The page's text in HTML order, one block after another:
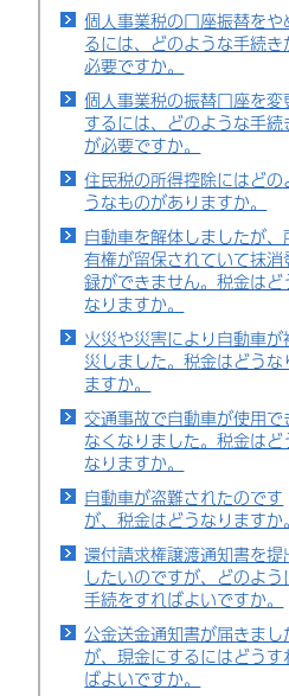
個人事業税の口座振替をや
るには、どのような手続き
必要ですか。
個人事業税の振替口座を変
するには、どのような手続
が必要ですか。
住民税の所得控除にはどの
うなものがありますか。
自動車を解体しましたが、
有権が留保されていて抹消
録ができません。税金はど
なりますか。
火災や災害により自動車が
災しました。税金はどうな
ますか。
交通事故で自動車が使用で
なくなりました。税金はど
なりますか。
自動車が盗難されたのです
が、税金はどうなりますか。
還付請求権譲渡通知書を提
したいのですが、どのよう
手続をすればよいですか。
公金送金通知書が届きまし
が、現金にするにはどうす
ばよいですか。